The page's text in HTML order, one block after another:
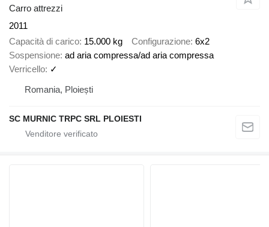
Carro attrezzi
2011
Capacità di carico 15.000 kg Configurazione 6x2
Sospensione ad aria compressa/ad aria compressa
Verricello ✓
Romania, Ploiești
SC MURNIC TRPC SRL PLOIESTI